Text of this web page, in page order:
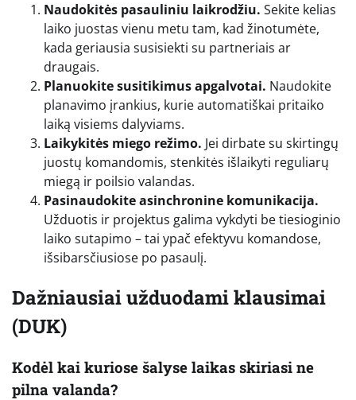
Naudokitės pasauliniu laikrodžiu. Sekite kelias
laiko juostas vienu metu tam, kad žinotumėte,
kada geriausia susisiekti su partneriais ar
draugais.
Planuokite susitikimus apgalvotai. Naudokite
planavimo įrankius, kurie automatiškai pritaiko
laiką visiems dalyviams.
Laikykitės miego režimo. Jei dirbate su skirtingų
juostų komandomis, stenkitės išlaikyti reguliarų
miegą ir poilsio valandas.
Pasinaudokite asinchronine komunikacija.
Užduotis ir projektus galima vykdyti be tiesioginio
laiko sutapimo – tai ypač efektyvu komandose,
išsibarsčiusiose po pasaulį.
Dažniausiai užduodami klausimai
(DUK)
Kodėl kai kuriose šalyse laikas skiriasi ne
pilna valanda?